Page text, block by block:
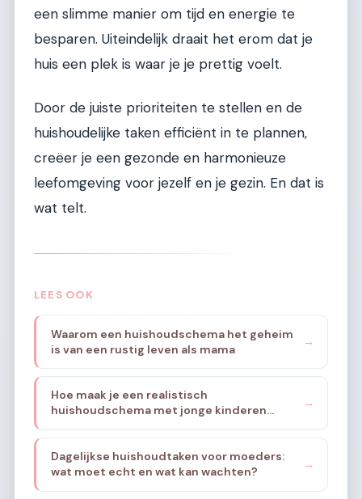
een slimme manier om tijd en energie te
besparen. Uiteindelijk draait het erom dat je
huis een plek is waar je je prettig voelt.
Door de juiste prioriteiten te stellen en de
huishoudelijke taken efficiënt in te plannen,
creëer je een gezonde en harmonieuze
leefomgeving voor jezelf en je gezin. En dat is
wat telt.
LEES OOK
Waarom een huishoudschema het geheim
is van een rustig leven als mama
→
Hoe maak je een realistisch
huishoudschema met jonge kinderen
→
Dagelijkse huishoudtaken voor moeders:
wat moet echt en wat kan wachten?
→